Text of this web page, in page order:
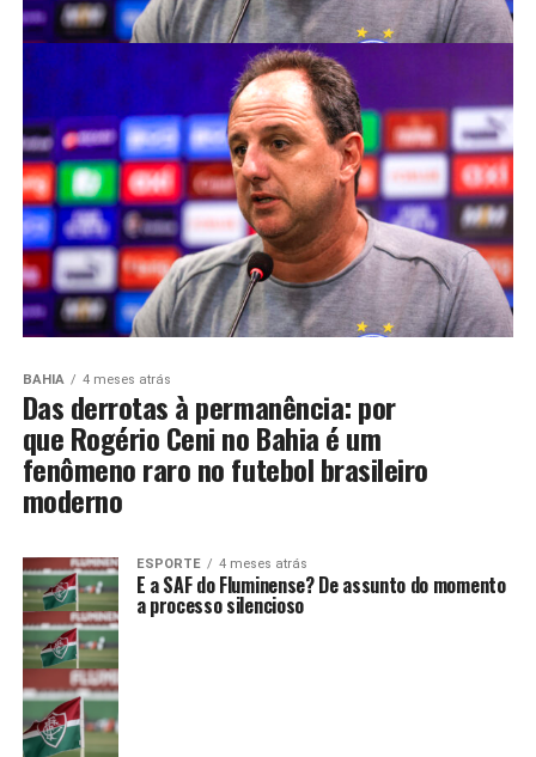
BAHIA 4 meses atrás
Das derrotas à permanência: por
que Rogério Ceni no Bahia é um
fenômeno raro no futebol brasileiro
moderno
ESPORTE 4 meses atrás
E a SAF do Fluminense? De assunto do momento
a processo silencioso